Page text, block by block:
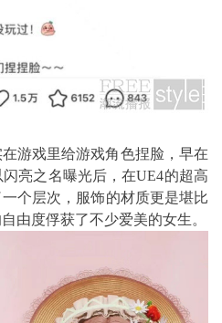
游戏里给游戏角色捏脸，早在
亮之名曝光后，在UE4的超高
个层次，服饰的材质更是堪比
由度俘获了不少爱美的女生。